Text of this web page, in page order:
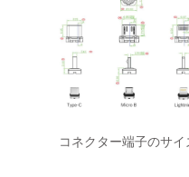
コネクター端子のサイ